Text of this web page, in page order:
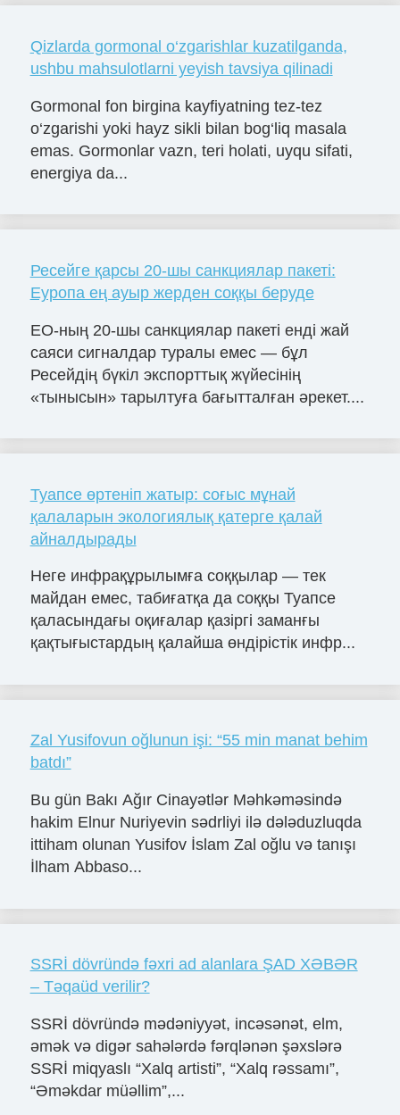
Qizlarda gormonal o‘zgarishlar kuzatilganda,
ushbu mahsulotlarni yeyish tavsiya qilinadi
Gormonal fon birgina kayfiyatning tez-tez
o‘zgarishi yoki hayz sikli bilan bog‘liq masala
emas. Gormonlar vazn, teri holati, uyqu sifati,
energiya da...
Ресейге қарсы 20-шы санкциялар пакеті:
Еуропа ең ауыр жерден соққы беруде
ЕО-ның 20-шы санкциялар пакеті енді жай
саяси сигналдар туралы емес — бұл
Ресейдің бүкіл экспорттық жүйесінің
«тынысын» тарылтуға бағытталған әрекет....
Туапсе өртеніп жатыр: соғыс мұнай
қалаларын экологиялық қатерге қалай
айналдырады
Неге инфрақұрылымға соққылар — тек
майдан емес, табиғатқа да соққы Туапсе
қаласындағы оқиғалар қазіргі заманғы
қақтығыстардың қалайша өндірістік инфр...
Zal Yusifovun oğlunun işi: “55 min manat behim
batdı”
Bu gün Bakı Ağır Cinayətlər Məhkəməsində
hakim Elnur Nuriyevin sədrliyi ilə dələduzluqda
ittiham olunan Yusifov İslam Zal oğlu və tanışı
İlham Abbaso...
SSRİ dövründə fəxri ad alanlara ŞAD XƏBƏR
– Təqaüd verilir?
SSRİ dövründə mədəniyyət, incəsənət, elm,
əmək və digər sahələrdə fərqlənən şəxslərə
SSRİ miqyaslı “Xalq artisti”, “Xalq rəssamı”,
“Əməkdar müəllim”,...